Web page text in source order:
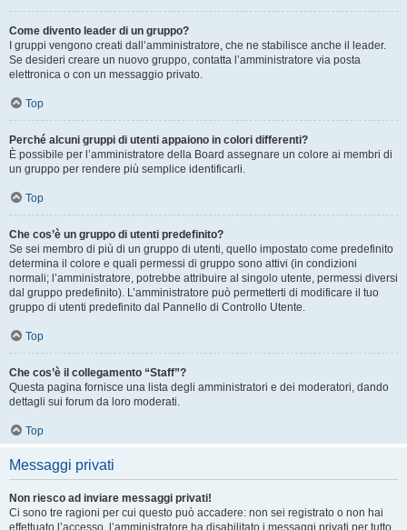
Come divento leader di un gruppo?
I gruppi vengono creati dall’amministratore, che ne stabilisce anche il leader.
Se desideri creare un nuovo gruppo, contatta l’amministratore via posta
elettronica o con un messaggio privato.
Top
Perché alcuni gruppi di utenti appaiono in colori differenti?
È possibile per l’amministratore della Board assegnare un colore ai membri di
un gruppo per rendere più semplice identificarli.
Top
Che cos’è un gruppo di utenti predefinito?
Se sei membro di più di un gruppo di utenti, quello impostato come predefinito
determina il colore e quali permessi di gruppo sono attivi (in condizioni
normali; l’amministratore, potrebbe attribuire al singolo utente, permessi diversi
dal gruppo predefinito). L’amministratore può permetterti di modificare il tuo
gruppo di utenti predefinito dal Pannello di Controllo Utente.
Top
Che cos’è il collegamento “Staff”?
Questa pagina fornisce una lista degli amministratori e dei moderatori, dando
dettagli sui forum da loro moderati.
Top
Messaggi privati
Non riesco ad inviare messaggi privati!
Ci sono tre ragioni per cui questo può accadere: non sei registrato o non hai
effettuato l’accesso, l’amministratore ha disabilitato i messaggi privati per tutto